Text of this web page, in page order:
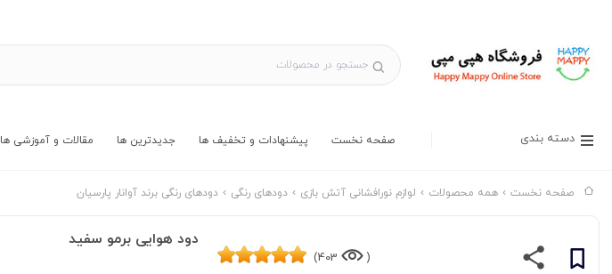
دسته بندی صفحه نخست پیشنهادات و تخفیف ها جدیدترین ها مقالات و آموزشی ها
صفحه نخست همه محصولات لوازم نورافشانی آتش بازی دودهای رنگی دودهای رنگی برند آوانار پارسیان
(
403)
دود هوایی برمو سفید